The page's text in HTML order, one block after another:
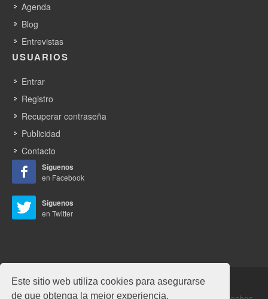
Este sitio web utiliza cookies para asegurarse
de que obtenga la mejor experiencia.
Agenda
Blog
Entrevistas
USUARIOS
Entrar
Registro
Recuperar contraseña
Publicidad
Contacto
Síguenos
en Facebook
Síguenos
en Twitter